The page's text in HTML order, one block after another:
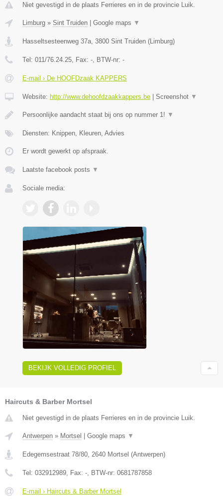
Niet gevestigd in de plaats Ferrieres en in de provincie Luik.
Limburg » Sint Truiden Google maps ▼
Hasseltsesteenweg 37a, 3800 Sint Truiden (Limburg)
Tel: 011/76.24.25, Fax: -, BTW-nr: -
E-mail › De HOOFDzaak KAPPERS
Website: http://www.dehoofdzaakkappers.be Screenshot ▼
Persoonlijke aandacht staat bij ons op nummer 1! ▼
Diensten: Knippen, Kleuren, Advies
Er wordt gewerkt op afspraak.
Laatste facebook posts ▼
Sociale media:
BEKIJK VOLLEDIG PROFIEL
Haircuts & Barber Mortsel
Niet gevestigd in de plaats Ferrieres en in de provincie Luik.
Antwerpen » Mortsel Google maps ▼
Edegemsestraat 78/80, 2640 Mortsel (Antwerpen)
Tel: 032912989, Fax: -, BTW-nr: 0681787858
E-mail › Haircuts & Barber Mortsel